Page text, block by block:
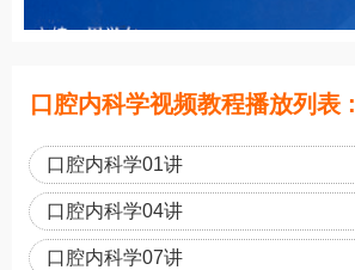
口腔内科学视频教程播放列表 :
口腔内科学01讲
口腔内科学04讲
口腔内科学07讲